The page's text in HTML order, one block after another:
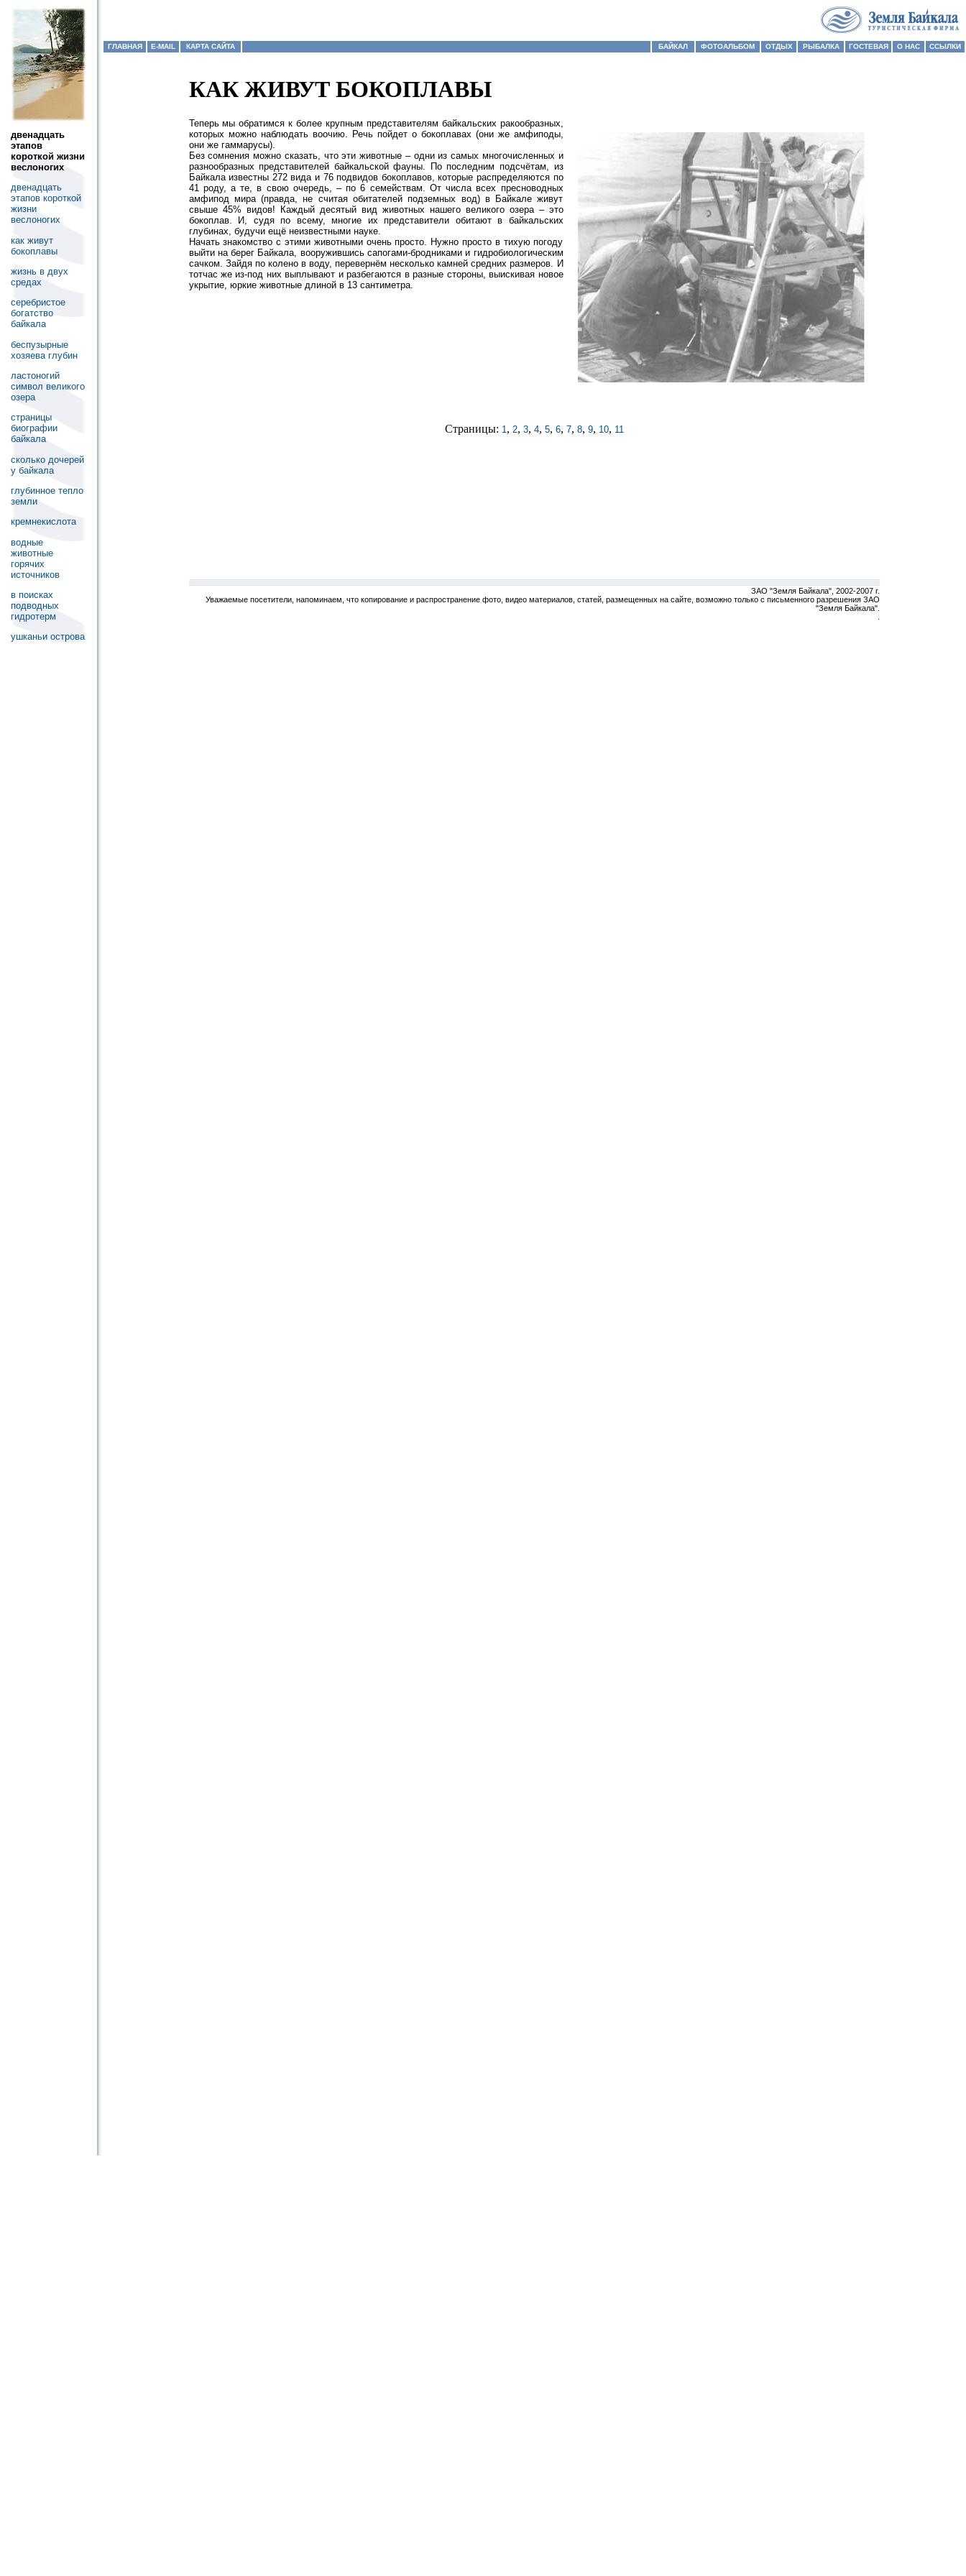
двенадцать
этапов
короткой жизни
веслоногих
двенадцать
этапов короткой
жизни
веслоногих
как живут
бокоплавы
жизнь в двух
средах
серебристое
богатство
байкала
беспузырные
хозяева глубин
ластоногий
символ великого
озера
страницы
биографии
байкала
сколько дочерей
у байкала
глубинное тепло
земли
кремнекислота
водные
животные
горячих
источников
в поисках
подводных
гидротерм
ушканьи острова
ГЛАВНАЯ E-MAIL КАРТА САЙТА БАЙКАЛ ФОТОАЛЬБОМ ОТДЫХ РЫБАЛКА ГОСТЕВАЯ О НАС ССЫЛКИ
КАК ЖИВУТ БОКОПЛАВЫ
Теперь мы обратимся к более крупным представителям байкальских ракообразных,
которых можно наблюдать воочию. Речь пойдет о бокоплавах (они же амфиподы,
они же гаммарусы).
Без сомнения можно сказать, что эти животные – одни из самых многочисленных и
разнообразных представителей байкальской фауны. По последним подсчётам, из
Байкала известны 272 вида и 76 подвидов бокоплавов, которые распределяются по
41 роду, а те, в свою очередь, – по 6 семействам. От числа всех пресноводных
амфипод мира (правда, не считая обитателей подземных вод) в Байкале живут
свыше 45% видов! Каждый десятый вид животных нашего великого озера – это
бокоплав. И, судя по всему, многие их представители обитают в байкальских
глубинах, будучи ещё неизвестными науке.
Начать знакомство с этими животными очень просто. Нужно просто в тихую погоду
выйти на берег Байкала, вооружившись сапогами-бродниками и гидробиологическим
сачком. Зайдя по колено в воду, перевернём несколько камней средних размеров. И
тотчас же из-под них выплывают и разбегаются в разные стороны, выискивая новое
укрытие, юркие животные длиной в 13 сантиметра.
Страницы: 1, 2, 3, 4, 5, 6, 7, 8, 9, 10, 11
ЗАО "Земля Байкала", 2002-2007 г.
Уважаемые посетители, напоминаем, что копирование и распространение фото, видео материалов, статей, размещенных на сайте, возможно только с письменного разрешения ЗАО
"Земля Байкала".